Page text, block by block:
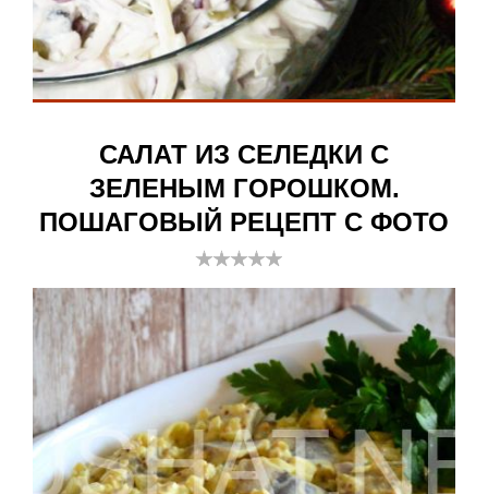
САЛАТ ИЗ СЕЛЕДКИ С
ЗЕЛЕНЫМ ГОРОШКОМ.
ПОШАГОВЫЙ РЕЦЕПТ С ФОТО